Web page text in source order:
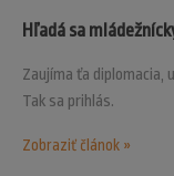
Hľadá sa
Zaujíma ťa
Tak sa prihlás.
Zobraziť článok »